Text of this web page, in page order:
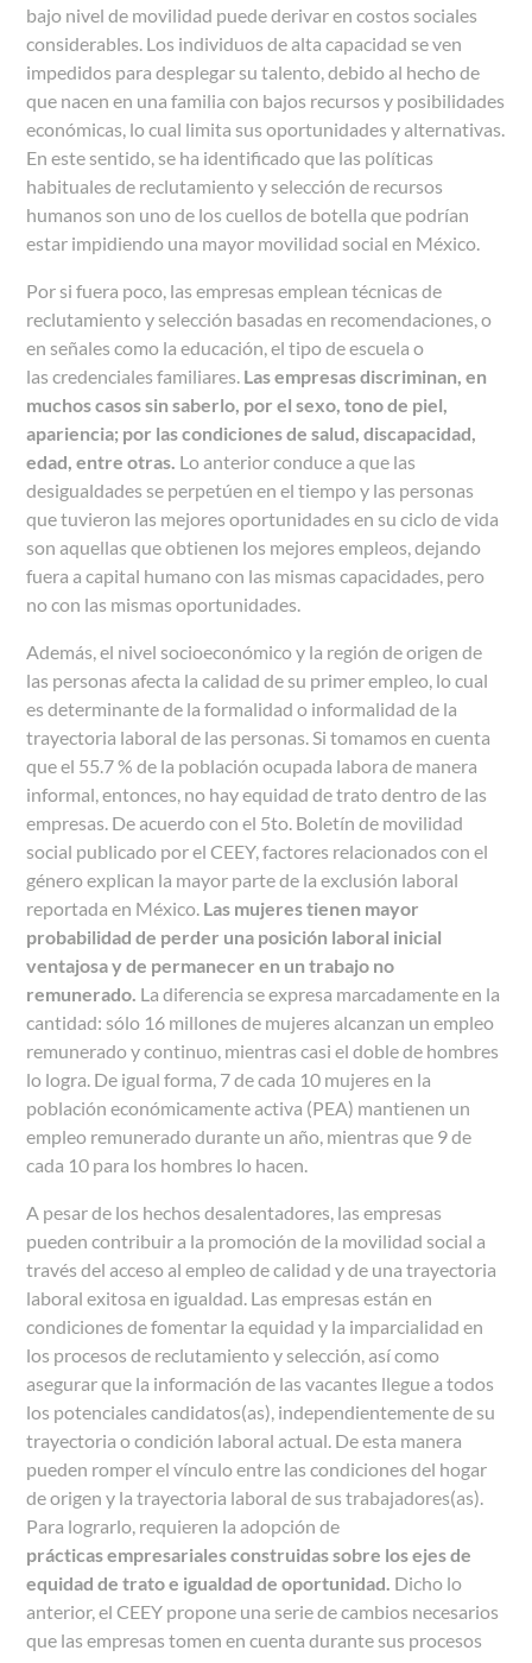
bajo nivel de movilidad puede derivar en costos sociales
considerables. Los individuos de alta capacidad se ven
impedidos para desplegar su talento, debido al hecho de
que nacen en una familia con bajos recursos y posibilidades
económicas, lo cual limita sus oportunidades y alternativas.
En este sentido, se ha identificado que las políticas
habituales de reclutamiento y selección de recursos
humanos son uno de los cuellos de botella que podrían
estar impidiendo una mayor movilidad social en México.
Por si fuera poco, las empresas emplean técnicas de
reclutamiento y selección basadas en recomendaciones, o
en señales como la educación, el tipo de escuela o
las credenciales familiares. Las empresas discriminan, en
muchos casos sin saberlo, por el sexo, tono de piel,
apariencia; por las condiciones de salud, discapacidad,
edad, entre otras. Lo anterior conduce a que las
desigualdades se perpetúen en el tiempo y las personas
que tuvieron las mejores oportunidades en su ciclo de vida
son aquellas que obtienen los mejores empleos, dejando
fuera a capital humano con las mismas capacidades, pero
no con las mismas oportunidades.
Además, el nivel socioeconómico y la región de origen de
las personas afecta la calidad de su primer empleo, lo cual
es determinante de la formalidad o informalidad de la
trayectoria laboral de las personas. Si tomamos en cuenta
que el 55.7 % de la población ocupada labora de manera
informal, entonces, no hay equidad de trato dentro de las
empresas. De acuerdo con el 5to. Boletín de movilidad
social publicado por el CEEY, factores relacionados con el
género explican la mayor parte de la exclusión laboral
reportada en México. Las mujeres tienen mayor
probabilidad de perder una posición laboral inicial
ventajosa y de permanecer en un trabajo no
remunerado. La diferencia se expresa marcadamente en la
cantidad: sólo 16 millones de mujeres alcanzan un empleo
remunerado y continuo, mientras casi el doble de hombres
lo logra. De igual forma, 7 de cada 10 mujeres en la
población económicamente activa (PEA) mantienen un
empleo remunerado durante un año, mientras que 9 de
cada 10 para los hombres lo hacen.
A pesar de los hechos desalentadores, las empresas
pueden contribuir a la promoción de la movilidad social a
través del acceso al empleo de calidad y de una trayectoria
laboral exitosa en igualdad. Las empresas están en
condiciones de fomentar la equidad y la imparcialidad en
los procesos de reclutamiento y selección, así como
asegurar que la información de las vacantes llegue a todos
los potenciales candidatos(as), independientemente de su
trayectoria o condición laboral actual. De esta manera
pueden romper el vínculo entre las condiciones del hogar
de origen y la trayectoria laboral de sus trabajadores(as).
Para lograrlo, requieren la adopción de
prácticas empresariales construidas sobre los ejes de
equidad de trato e igualdad de oportunidad. Dicho lo
anterior, el CEEY propone una serie de cambios necesarios
que las empresas tomen en cuenta durante sus procesos